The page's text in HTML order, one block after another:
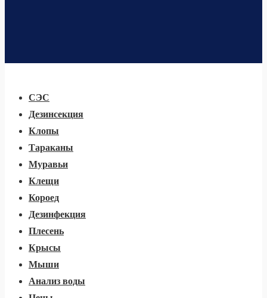
СЭС
Дезинсекция
Клопы
Тараканы
Муравьи
Клещи
Короед
Дезинфекция
Плесень
Крысы
Мыши
Анализ воды